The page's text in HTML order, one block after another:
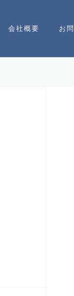
会社概要 お